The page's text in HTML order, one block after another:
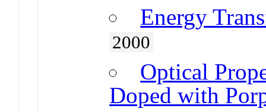
Energy
2000
Optical
Doped with